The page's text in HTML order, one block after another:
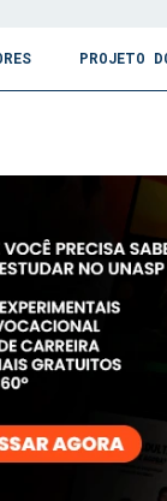
PROJETO